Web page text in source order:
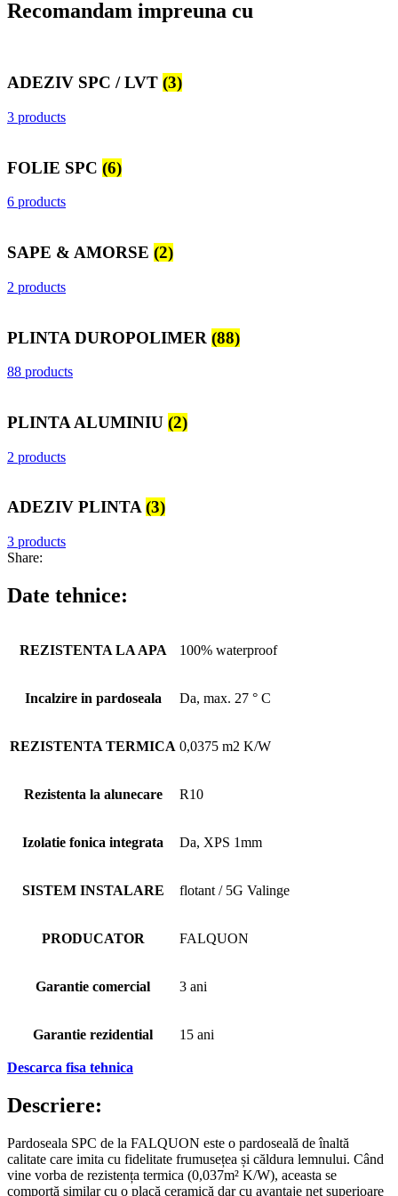
Recomandam impreuna cu
ADEZIV SPC / LVT (3)
3 products
FOLIE SPC (6)
6 products
SAPE & AMORSE (2)
2 products
PLINTA DUROPOLIMER (88)
88 products
PLINTA ALUMINIU (2)
2 products
ADEZIV PLINTA(3)
3 products
Share:
Date tehnice:
REZISTENTA LA APA 100% waterproof
Incalzire in pardoseala Da, max. 27 ° C
REZISTENTA TERMICA 0,0375 m2 K/W
Rezistenta la alunecare R10
Izolatie fonica integrata Da, XPS 1mm
SISTEM INSTALARE flotant / 5G Valinge
PRODUCATOR FALQUON
Garantie comercial 3 ani
Garantie rezidential 15 ani
Descarca fisa tehnica
Descriere:
Pardoseala SPC de la FALQUON este o pardoseală de înaltă
calitate care imita cu fidelitate frumusețea și căldura lemnului. Când
vine vorba de rezistența termica (0,037m² K/W), aceasta se
comportă similar cu o placă ceramică dar cu avantaje net superioare